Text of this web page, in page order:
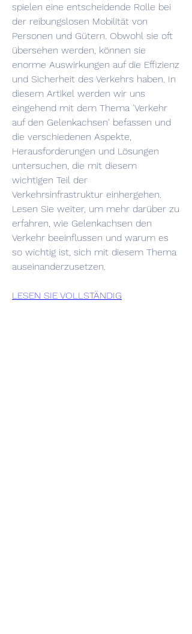
spielen eine entscheidende Rolle bei
der reibungslosen Mobilität von
Personen und Gütern. Obwohl sie oft
übersehen werden, können sie
enorme Auswirkungen auf die Effizienz
und Sicherheit des Verkehrs haben. In
diesem Artikel werden wir uns
eingehend mit dem Thema 'Verkehr
auf den Gelenkachsen' befassen und
die verschiedenen Aspekte,
Herausforderungen und Lösungen
untersuchen, die mit diesem
wichtigen Teil der
Verkehrsinfrastruktur einhergehen.
Lesen Sie weiter, um mehr darüber zu
erfahren, wie Gelenkachsen den
Verkehr beeinflussen und warum es
so wichtig ist, sich mit diesem Thema
auseinanderzusetzen.
LESEN SIE VOLLSTÄNDIG